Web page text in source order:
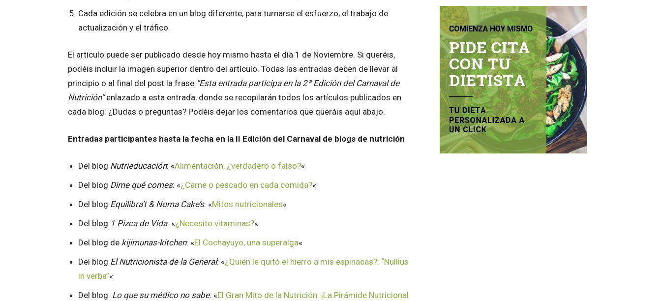
Cada edición se celebra en un blog diferente, para turnarse el esfuerzo, el trabajo de
actualización y el tráfico.
El artículo puede ser publicado desde hoy mismo hasta el día 1 de Noviembre. Si queréis,
podéis incluir la imagen superior dentro del artículo. Todas las entradas deben de llevar al
principio o al final del post la frase “Esta entrada participa en la 2ª Edición del Carnaval de
Nutrición”enlazado a esta entrada, donde se recopilarán todos los artículos publicados en
cada blog. ¿Dudas o preguntas? Podéis dejar los comentarios que queráis aquí abajo.
Entradas participantes hasta la fecha en la II Edición del Carnaval de blogs de nutrición
Del blog Nutrieducación: «Alimentación, ¿verdadero o falso?«
Del blog Dime qué comes: «¿Carne o pescado en cada comida?«
Del blog Equilibra’t & Noma Cake’s: «Mitos nutricionales«
Del blog 1 Pizca de Vida: «¿Necesito vitaminas?«
Del blog de kijimunas-kitchen: «El Cochayuyo, una superalga«
Del blog El Nutricionista de la General: «¿Quién le quitó el hierro a mis espinacas?: “Nullius
in verba”«
Del blog Lo que su médico no sabe: «El Gran Mito de la Nutrición: ¡La Pirámide Nutricional